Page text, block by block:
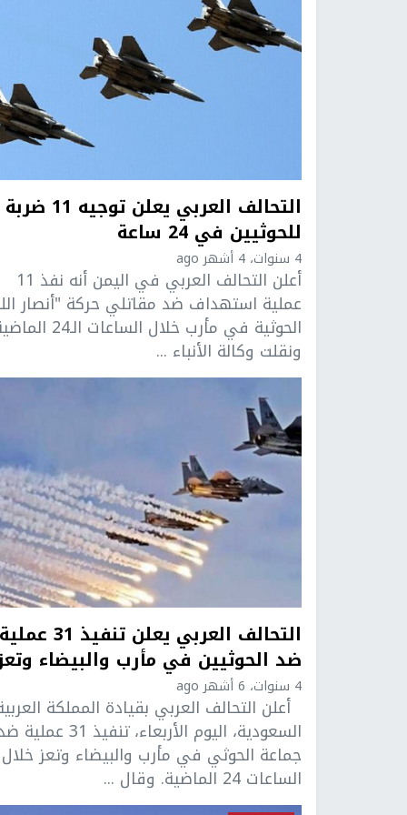
التحالف العربي يعلن توجيه 11 ضربة
للحوثيين في 24 ساعة
4 سنوات، 4 أشهر ago
أعلن التحالف العربي في اليمن أنه نفذ 11
عملية استهداف ضد مقاتلي حركة "أنصار
الحوثية في مأرب خلال الساعات
ونقلت وكالة الأنباء ...
التحالف العربي يعلن تنفيذ 31 عملية
ضد الحوثيين في مأرب والبيضاء
4 سنوات، 6 أشهر ago
أعلن التحالف العربي بقيادة المملكة
السعودية، اليوم الأربعاء، تنفيذ 31
جماعة الحوثي في مأرب والبيضاء وتعز خلال
الساعات 24 الماضية. وقال ...